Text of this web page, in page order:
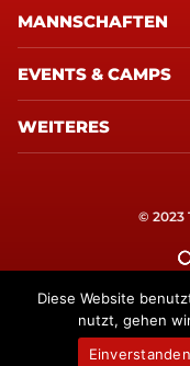
MANNSCHAFTEN
EVENTS & CAMPS
WEITERES
© 2023
Diese Website
nutzt, gehen
Einverstanden